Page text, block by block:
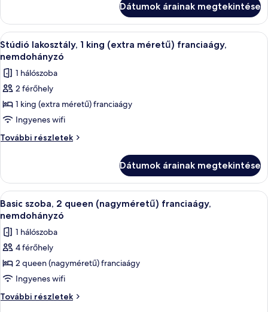
(nagyméretű)
franciaágy,
nemdohányzó
(nagyméretű)
franciaágy,
nemdohányzó
további
Dátumok árainak megtekintése
A
következő
szoba
összes
képének
megtekintése:
Stúdió
lakosztály,
(extra
méretű)
franciaágy,
nemdohányzó
Stúdió lakosztály, 1 king (extra
3
Stúdió lakosztály, 1 king (extra méretű) franciaágy,
nemdohányzó
1 hálószoba
2 férőhely
1 king (extra méretű) franciaágy
Ingyenes wifi
További részletek
Stúdió
(extra
méretű)
franciaágy,
nemdohányzó
részletei
Dátumok árainak megtekintése
A
következő
szoba
összes
képének
megtekintése:
Basic
szoba,
Basic szoba, 2 queen (nagyméretű)
4
Basic szoba, 2 queen (nagyméretű) franciaágy,
nemdohányzó
1 hálószoba
4 férőhely
2 queen (nagyméretű) franciaágy
Ingyenes wifi
További részletek
Basic